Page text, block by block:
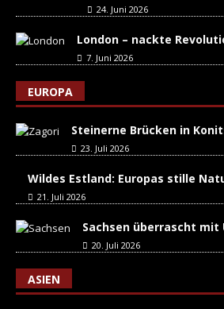
24. Juni 2026
London – nackte
7. Juni 2026
EUROPA
Steinerne Brücken in
23. Juli 2026
Wildes Estland: Europas stille
21. Juli 2026
Sachsen überrascht mit
20. Juli 2026
ASIEN